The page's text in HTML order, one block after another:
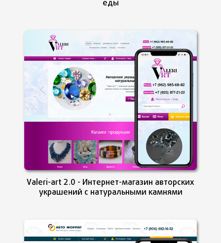
монтируются на страницы сайта.
Мультирегиональные зеркала сайта
На каждый регион свой сайт размещенный на поддомене
или отдельном домене. Автоматическая региональная сео -
оптимизация. С таким программным функционалом на
добавление регионального зеркала в системе управления
уйдет ровно три минуты.
Любой программный функционал
Воплотим любую Вашу идею или задачу. Вы платите
только за норму часов.
еды
Valeri-art 2.0 - Интернет-магазин авторских
украшений с натуральными камнями